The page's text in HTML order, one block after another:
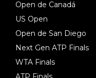
Open de Canadá
US Open
Open de San Diego
Next Gen ATP Finals
WTA Finals